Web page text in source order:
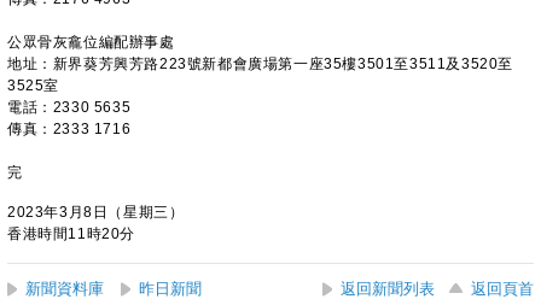
公眾骨灰龕位編配辦事處
地址：新界葵芳興芳路223號新都會廣場第一座35樓3501至3511及3520至
3525室
電話：2330 5635
傳真：2333 1716
完
2023年3月8日（星期三）
香港時間11時20分
新聞資料庫 昨日新聞 返回新聞列表 返回頁首